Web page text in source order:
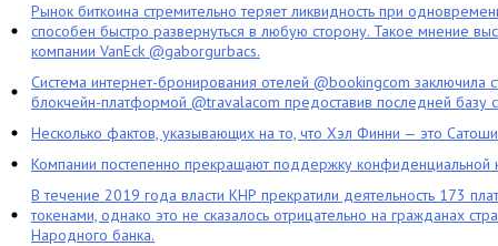
Рынок биткоина стремительно теряет ликвидность при
способен быстро развернуться в любую сторону. Такое мнение
компании VanEck @gaborgurbacs.
Система интернет-бронирования отелей @bookingcom заключила
блокчейн-платформой @travalacom предоставив последней базу
Несколько фактов, указывающих на то, что Хэл Финни — это
Компании постепенно прекращают поддержку конфиденциальной
В течение 2019 года власти КНР прекратили деятельность 173
токенами, однако это не сказалось отрицательно на гражданах
Народного банка.